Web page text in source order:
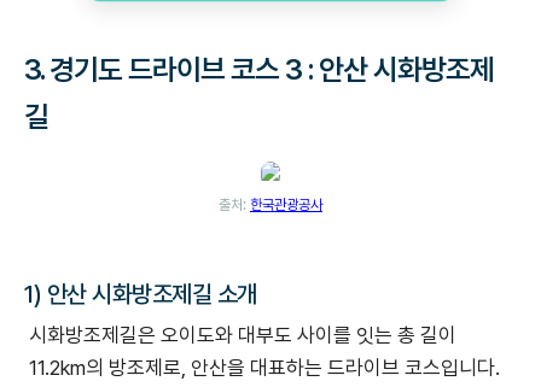
3. 경기도 드라이브 코스 3 : 안산 시화방조제
길
출처: 한국관광공사
1) 안산 시화방조제길 소개
시화방조제길은 오이도와 대부도 사이를 잇는 총 길이
11.2km의 방조제로, 안산을 대표하는 드라이브 코스입니다.